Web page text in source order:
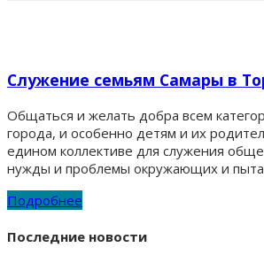
Служение семьям Самары в
Общаться и желать добра всем
города, и особенно детям и их
едином коллективе для служения
нужды и проблемы окружающих и
Подробнее
Последние новости